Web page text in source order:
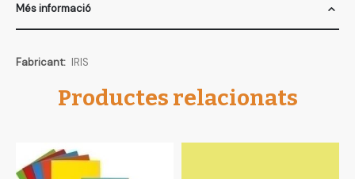
Més informació
Més
IRIS
Productes relacionats